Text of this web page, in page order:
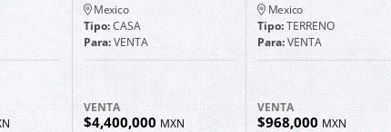
Mexico
Tipo:CASA
Para:VENTA
VENTA
$4,400,000 MXN
Mexico
Tipo:TERRENO
Para:VENTA
VENTA
$968,000MXN